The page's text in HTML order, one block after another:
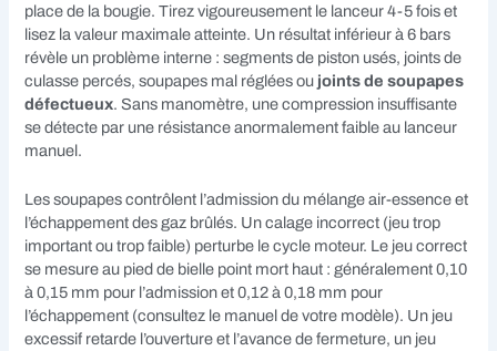
place de la bougie. Tirez vigoureusement le lanceur 4-5 fois et
lisez la valeur maximale atteinte. Un résultat inférieur à 6 bars
révèle un problème interne : segments de piston usés, joints de
culasse percés, soupapes mal réglées ou joints de soupapes
défectueux. Sans manomètre, une compression insuffisante
se détecte par une résistance anormalement faible au lanceur
manuel.
Les soupapes contrôlent l’admission du mélange air-essence et
l’échappement des gaz brûlés. Un calage incorrect (jeu trop
important ou trop faible) perturbe le cycle moteur. Le jeu correct
se mesure au pied de bielle point mort haut : généralement 0,10
à 0,15 mm pour l’admission et 0,12 à 0,18 mm pour
l’échappement (consultez le manuel de votre modèle). Un jeu
excessif retarde l’ouverture et l’avance de fermeture, un jeu